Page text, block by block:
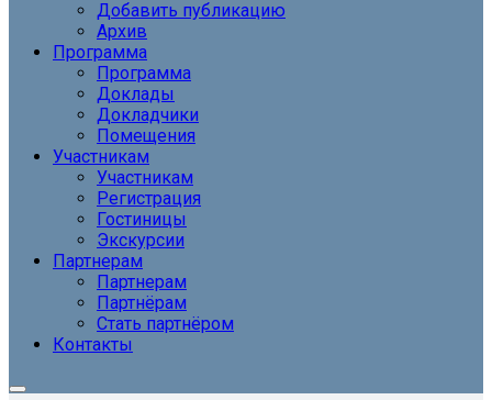
Добавить публикацию
Архив
Программа
Программа
Доклады
Докладчики
Помещения
Участникам
Участникам
Регистрация
Гостиницы
Экскурсии
Партнерам
Партнерам
Партнёрам
Стать партнёром
Контакты